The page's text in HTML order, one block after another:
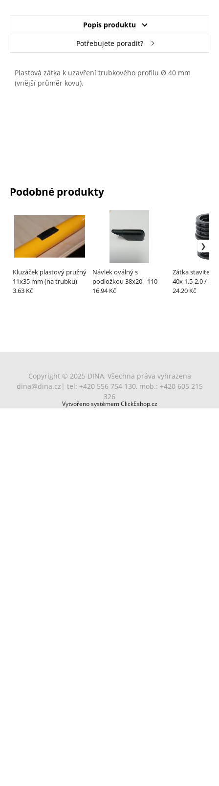
Popis produktu
Potřebujete poradit?
Plastová zátka k uzavření trubkového profilu Ø 40 mm
(vnější průměr kovu).
Podobné produkty
Kluzáček plastový pružný
11x35 mm (na trubku)
3.63 Kč
Návlek oválný s
podložkou 38x20 - 110
16.94 Kč
Zátka
40x 1,5-2,0 /
8kceloplastová
24.20 Kč
Copyright © 2025 DINA, Všechna práva vyhrazena
dina@dina.cz | tel: +420 556 754 130, mob.: +420 605 215
326
Vytvořeno systémem ClickEshop.cz